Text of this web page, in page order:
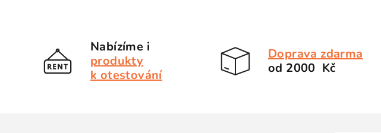
Nabízíme i
produkty
k otestování
Doprava zdarma
od 2000 Kč